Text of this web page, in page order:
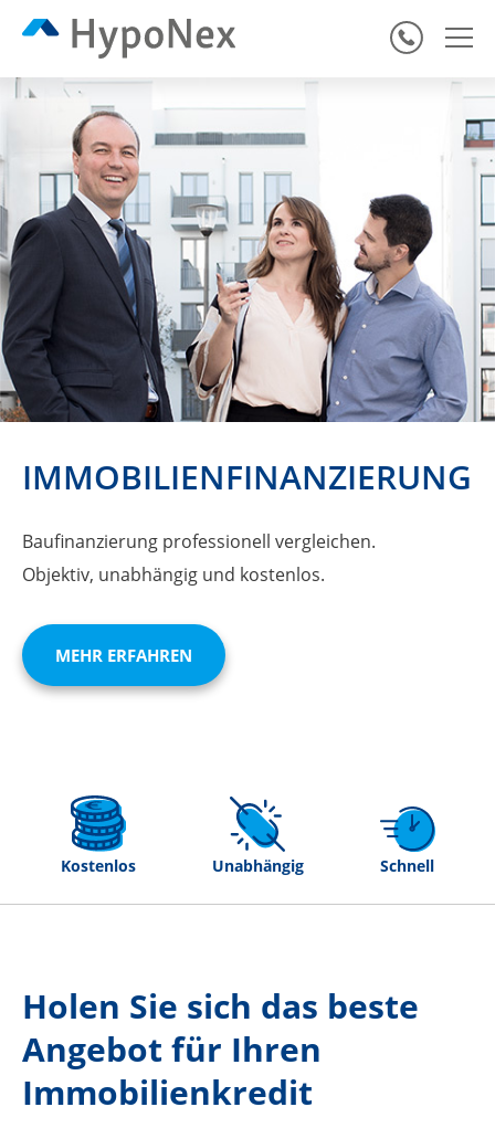
IMMOBILIEN­FINANZIERUNG
Baufinanzierung professionell vergleichen.
Objektiv, unabhängig und kostenlos.
MEHR ERFAHREN
Kostenlos Unabhängig Schnell
Holen Sie sich das beste
Angebot für Ihren
Immobilien­kredit